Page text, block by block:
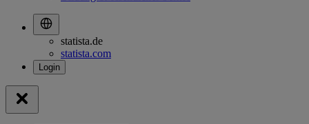
statista.de
statista.com